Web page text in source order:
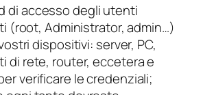
di accesso degli utenti
(root, Administrator, admin…)
dispositivi: server, PC,
di rete, router, eccetera e
verificare le credenziali;